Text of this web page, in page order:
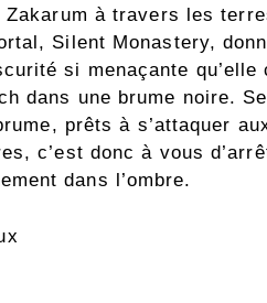
à travers les
Silent Monastery,
si menaçante
dans une brume noire.
prêts à s’attaquer
c’est donc à vous
dans l’ombre.